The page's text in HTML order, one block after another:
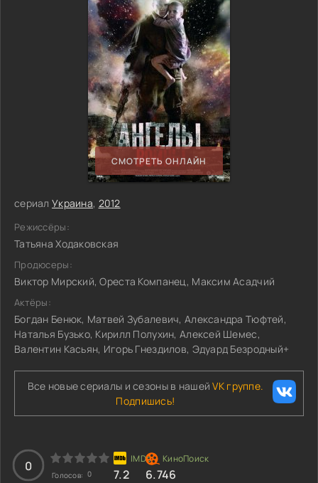
СМОТРЕТЬ ОНЛАЙН
сериал Украина, 2012
Режиссёры:
Татьяна Ходаковская
Продюсеры:
Виктор Мирский, Ореста Компанец, Максим Асадчий
Актёры:
Богдан Бенюк, Матвей Зубалевич, Александра Тюфтей,
Наталья Бузько, Кирилл Полухин, Алексей Шемес,
Валентин Касьян, Игорь Гнездилов, Эдуард Безродный+
Все новые сериалы и сезоны в нашейVK группе.
Подпишись!
0
Голосов: 0 7.2 6.746